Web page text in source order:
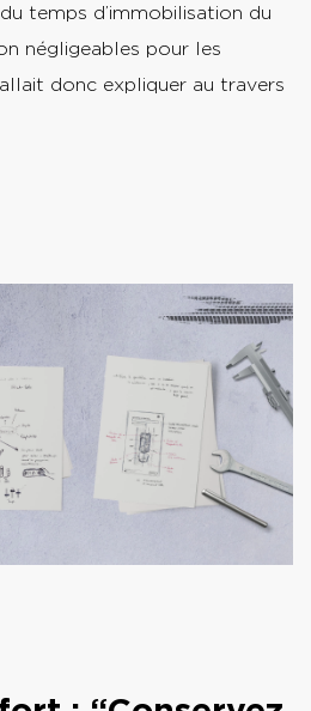
temps d’immobilisation du
négligeables pour les
donc expliquer au travers